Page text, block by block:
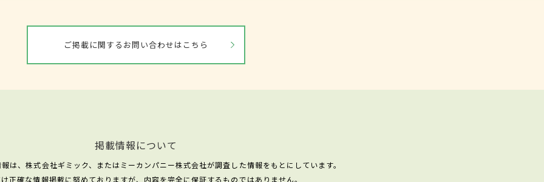
ご掲載に関するお問い合わせはこちら
掲載情報について
は、株式会社ギミック、またはミーカンパニー株式会社が調査した情報をもとにしています。
正確な情報掲載に努めておりますが、内容を完全に保証するものではありません。